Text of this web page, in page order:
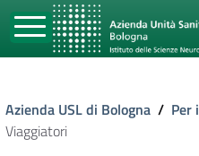
Azienda USL di Bologna / Per
Viaggiatori